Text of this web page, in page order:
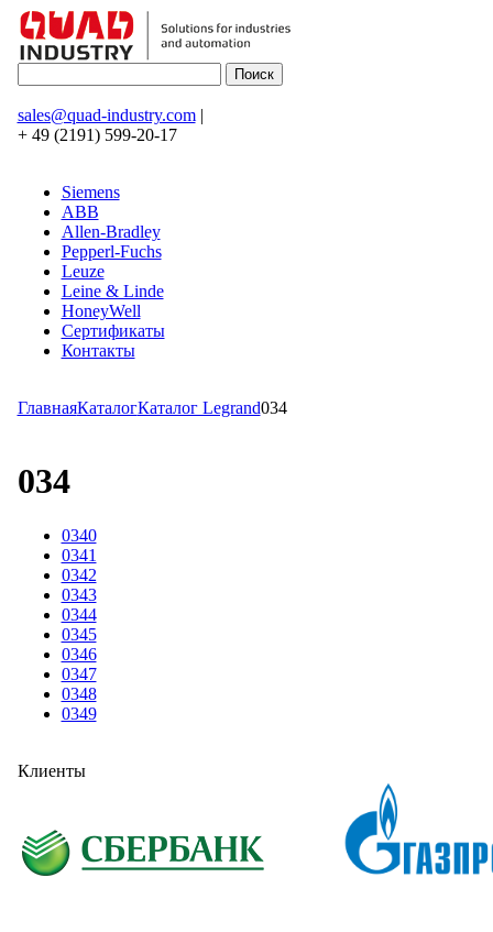
sales@quad-industry.com|
+ 49 (2191) 599-20-17
Siemens
ABB
Allen-Bradley
Pepperl-Fuchs
Leuze
Leine & Linde
HoneyWell
Сертификаты
Контакты
ГлавнаяКаталогКаталог Legrand034
034
0340
0341
0342
0343
0344
0345
0346
0347
0348
0349
Клиенты